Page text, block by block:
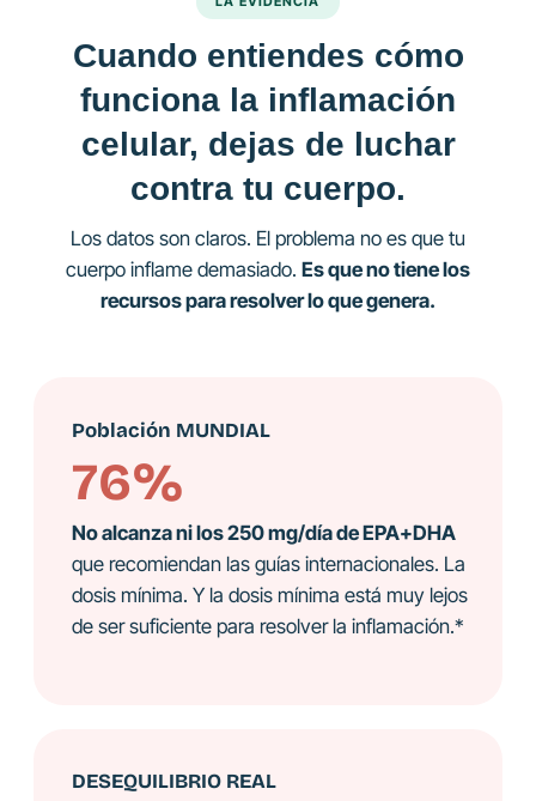
Cuando entiendes cómo
funciona la inflamación
celular, dejas de luchar
contra tu cuerpo.
Los datos son claros. El problema no es que tu
cuerpo inflame demasiado. Es que no tiene los
recursos para resolver lo que genera.
Población MUNDIAL
76%
No alcanza ni los 250 mg/día de EPA+DHA
que recomiendan las guías internacionales. La
dosis mínima. Y la dosis mínima está muy lejos
de ser suficiente para resolver la inflamación.*
DESEQUILIBRIO REAL